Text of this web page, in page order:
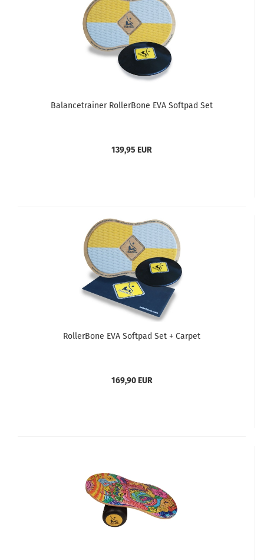
Balancetrainer RollerBone EVA Softpad Set
139,95 EUR
RollerBone EVA Softpad Set + Carpet
169,90 EUR